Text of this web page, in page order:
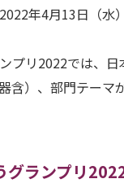
年4月13日（
プリ2022では、
含）、部門テー
グランプリ